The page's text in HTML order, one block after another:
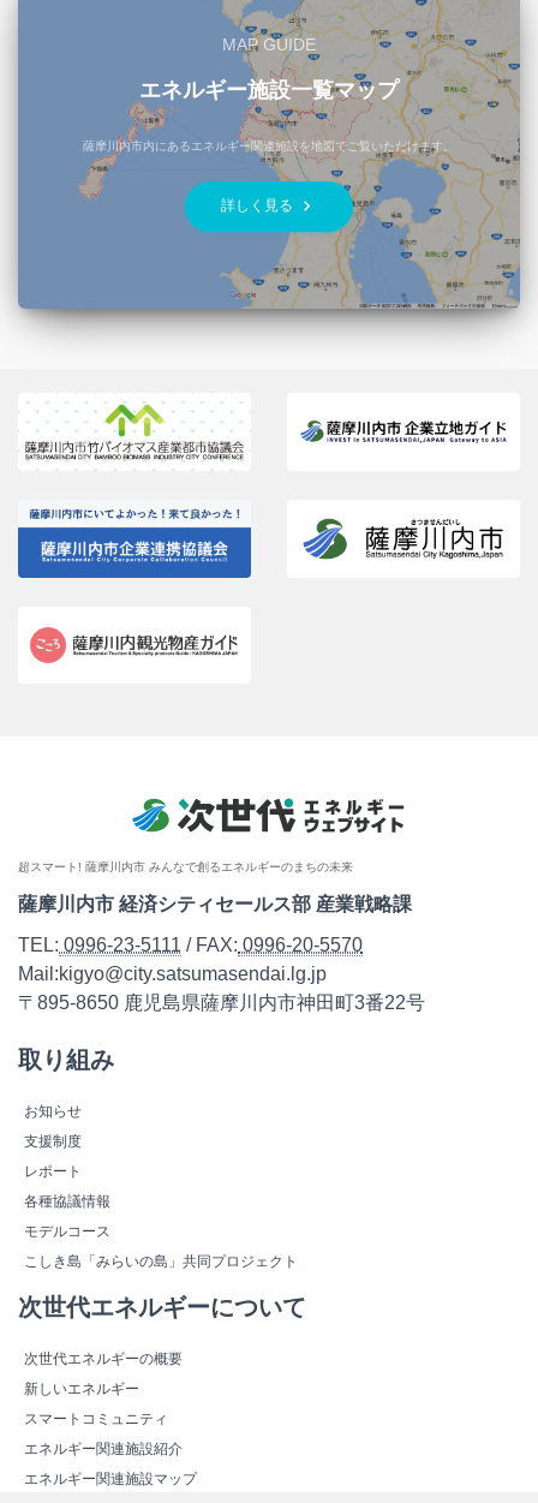
MAP GUIDE
エネルギー施設一覧マップ
薩摩川内市内にあるエネルギー関連施設を地図でご覧いただけます。
詳しく見る keyboard_arrow_right
超スマート! 薩摩川内市 みんなで創るエネルギーのまちの未来
薩摩川内市 経済シティセールス部 産業戦略課
TEL: 0996-23-5111 / FAX: 0996-20-5570
Mail:kigyo@city.satsumasendai.lg.jp
〒895-8650 鹿児島県薩摩川内市神田町3番22号
取り組み
お知らせ
支援制度
レポート
各種協議情報
モデルコース
こしき島「みらいの島」共同プロジェクト
次世代エネルギーについて
次世代エネルギーの概要
新しいエネルギー
スマートコミュニティ
エネルギー関連施設紹介
エネルギー関連施設マップ